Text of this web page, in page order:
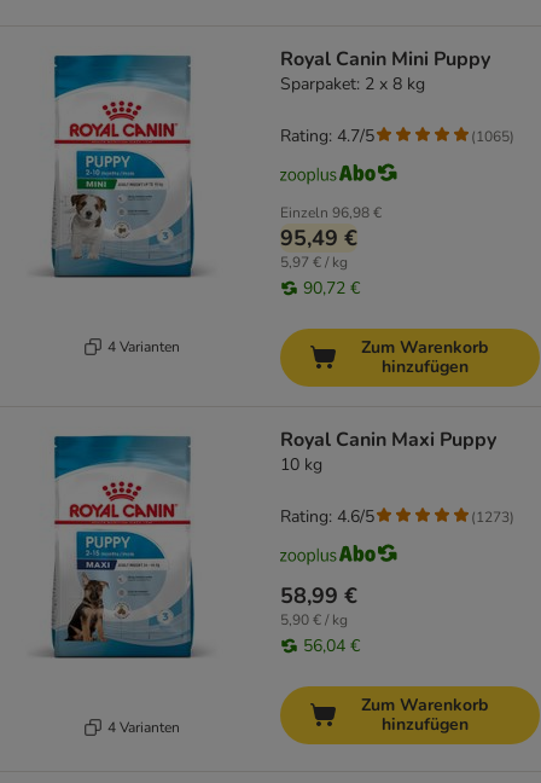
4 Varianten
Royal Canin Mini Puppy
Sparpaket: 2 x 8 kg
Einzeln 96,98 €
95,49 €
5,97 € / kg
90,72 €
Rating: 4.7/5 (1065)
Zum Warenkorb
hinzufügen
4 Varianten
Royal Canin Maxi Puppy
10 kg
58,99 €
5,90 € / kg
56,04 €
Rating: 4.6/5 (1273)
Zum Warenkorb
hinzufügen